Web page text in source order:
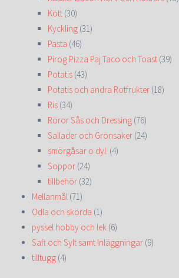
Kött (30)
Kyckling (31)
Pasta (46)
Pirog Pizza Paj Taco och Toast (39)
Potatis (43)
Potatis och andra Rotfrukter (18)
Ris (34)
Röror Sås och Dressing (76)
Sallader och Grönsaker (24)
smörgåsar o dyl. (4)
Soppor (24)
tillbehör (32)
Mellanmål (71)
Odla och skörda (1)
pyssel hobby och lek (6)
Saft och Sylt samt Inläggningar (9)
tilltugg (4)